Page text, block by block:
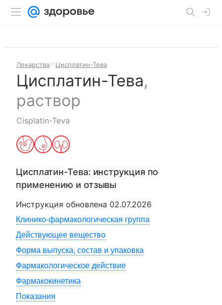
Лекарства Цисплатин-Тева
Цисплатин-Тева,
раствор
Cisplatin-Teva
Цисплатин-Тева: инструкция по
применению и отзывы
Инструкция обновлена 02.07.2026
Клинико-фармакологическая группа
Действующее вещество
Форма выпуска, состав и упаковка
Фармакологическое действие
Фармакокинетика
Показания